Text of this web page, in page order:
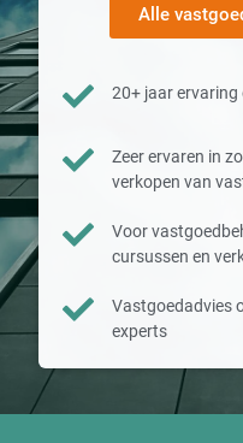
Alle
20+ jaar ervaring
Zeer ervaren in
verkopen van
Voor
cursussen en
Vastgoedadvies
experts